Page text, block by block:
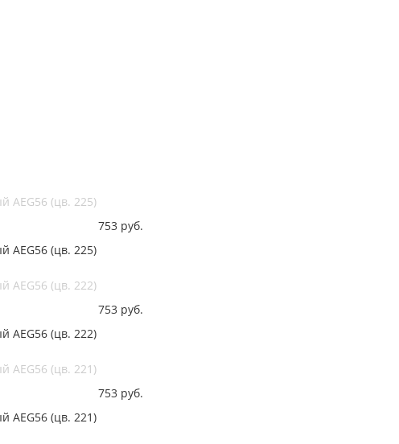
AEG56 (цв. 225)
AEG56 (цв. 225)
753 руб.
AEG56 (цв. 222)
AEG56 (цв. 222)
753 руб.
AEG56 (цв. 221)
AEG56 (цв. 221)
753 руб.